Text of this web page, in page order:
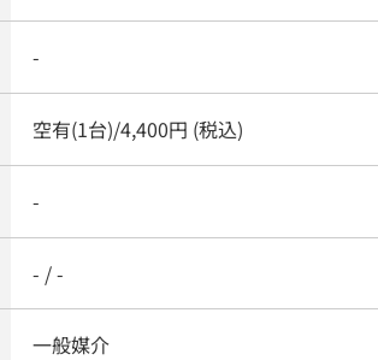
-
空有(1台)/4,400円 (税込)
-
- / -
一般媒介